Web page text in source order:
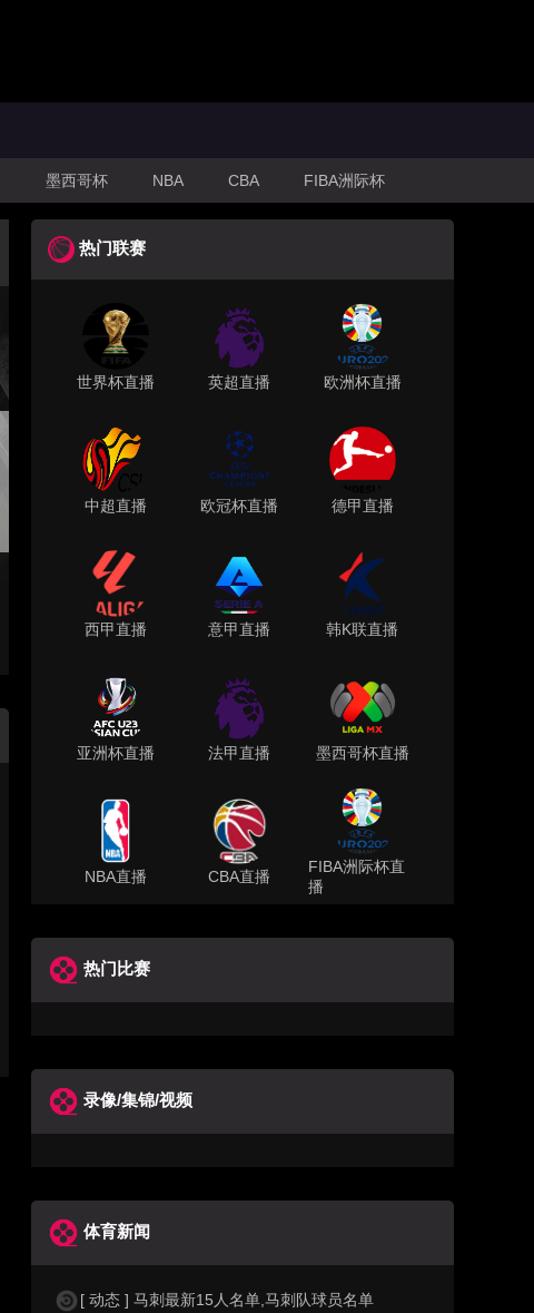
墨西哥杯 NBA CBA FIBA洲际杯
热门联赛
世界杯直播 英超直播 欧洲杯直播
中超直播 欧冠杯直播 德甲直播
西甲直播 意甲直播 韩K联直播
亚洲杯直播 法甲直播 墨西哥杯直播
NBA直播 CBA直播
FIBA洲际杯直
播
热门比赛
录像/集锦/视频
体育新闻
[ 动态 ] 马刺最新15人名单,马刺队球员名单